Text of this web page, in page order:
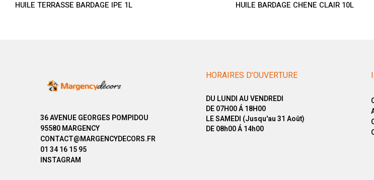
HUILE TERRASSE BARDAGE IPE 1L HUILE BARDAGE CHENE CLAIR 10L
36 AVENUE GEORGES POMPIDOU
95580 MARGENCY
CONTACT@MARGENCYDECORS.FR
01 34 16 15 95
INSTAGRAM
HORAIRES D’OUVERTURE
DU LUNDI AU VENDREDI
DE 07H00 Á 18H00
LE SAMEDI (Jusqu'au 31 Août)
DE 08h00 Á 14h00